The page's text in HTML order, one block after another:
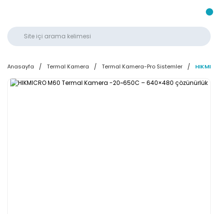
Anasayfa Termal Kamera Termal Kamera-Pro Sistemler